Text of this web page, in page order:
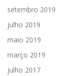
setembro 2019
julho 2019
maio 2019
março 2019
julho 2017